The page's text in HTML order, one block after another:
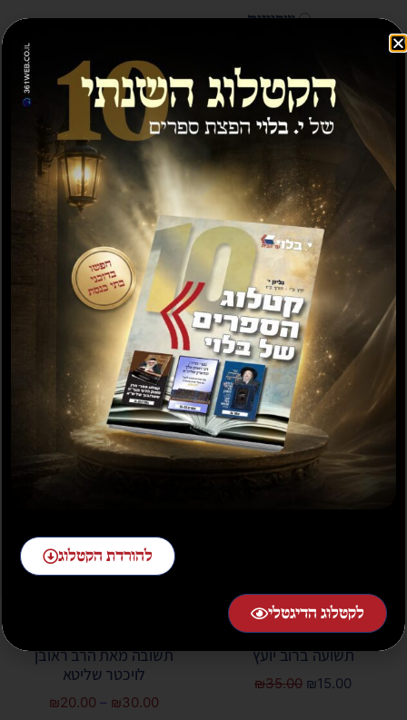
שבועות
₪ 100.00
9 במלאי
הוספה לסל
ספרים נוספים שיעניינו אותך...
מבצע
תשועה ברוב יועץ
₪35.00 ₪15.00
תשובה מאת הרב ראובן
לויכטר שליטא
₪20.00 – ₪30.00
להורדת הקטלוג
לקטלוג הדיגטלי